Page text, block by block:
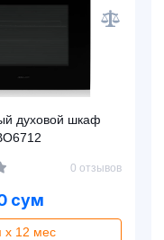
духовой шкаф
0 отзывов
сум
x 12 мес